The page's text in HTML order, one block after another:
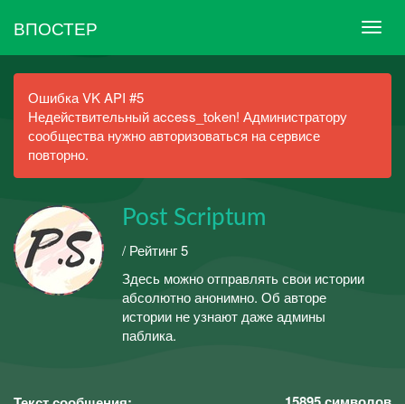
ВПОСТЕР
Ошибка VK API #5
Недействительный access_token! Администратору
сообщества нужно авторизоваться на сервисе
повторно.
Post Scriptum
/ Рейтинг 5
Здесь можно отправлять свои истории
абсолютно анонимно. Об авторе
истории не узнают даже админы
паблика.